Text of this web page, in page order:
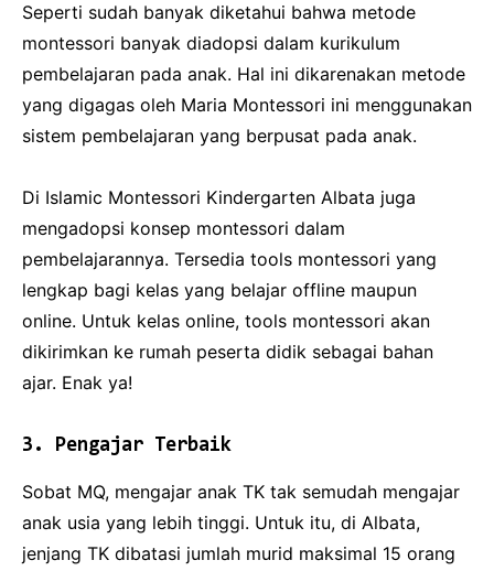
Seperti sudah banyak diketahui bahwa metode
montessori banyak diadopsi dalam kurikulum
pembelajaran pada anak. Hal ini dikarenakan metode
yang digagas oleh Maria Montessori ini menggunakan
sistem pembelajaran yang berpusat pada anak.
Di Islamic Montessori Kindergarten Albata juga
mengadopsi konsep montessori dalam
pembelajarannya. Tersedia tools montessori yang
lengkap bagi kelas yang belajar offline maupun
online. Untuk kelas online, tools montessori akan
dikirimkan ke rumah peserta didik sebagai bahan
ajar. Enak ya!
3. Pengajar Terbaik
Sobat MQ, mengajar anak TK tak semudah mengajar
anak usia yang lebih tinggi. Untuk itu, di Albata,
jenjang TK dibatasi jumlah murid maksimal 15 orang